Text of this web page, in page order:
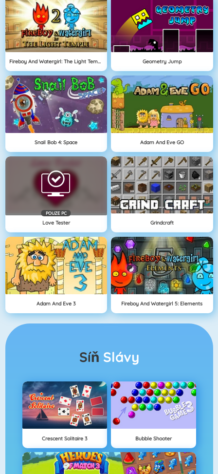
Fireboy And Watergirl: The Light Temple Geometry Jump
Snail Bob 4: Space Adam And Eve GO
POUZE PC
Love Tester Grindcraft
Adam And Eve 3 Fireboy And Watergirl 5: Elements
Síň Slávy
Crescent Solitaire 3 Bubble Shooter